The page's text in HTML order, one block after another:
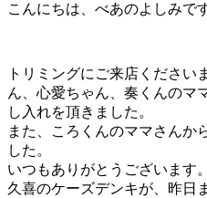
こんにちは、べあのよしみです
トリミングにご来店ください
ん、心愛ちゃん、奏くんのマ
し入れを頂きました。
また、ころくんのママさんか
した。
いつもありがとうございます
久喜のケーズデンキが、昨日